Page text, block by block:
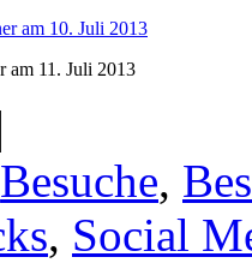
am 11. Juli 2013
|
Besuche,
, Social